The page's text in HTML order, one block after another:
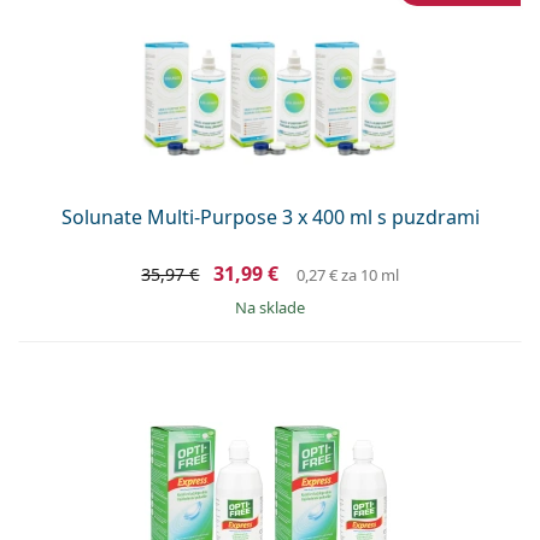
Solunate Multi-Purpose 3 x 400 ml s puzdrami
35,97 € 31,99 € 0,27 €za 10 ml
na sklade